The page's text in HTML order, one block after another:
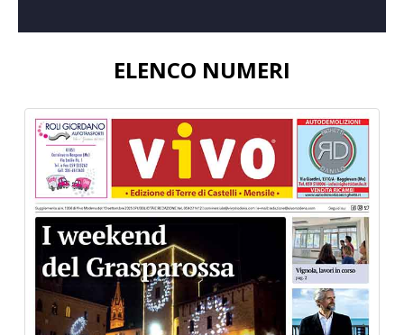
ELENCO NUMERI